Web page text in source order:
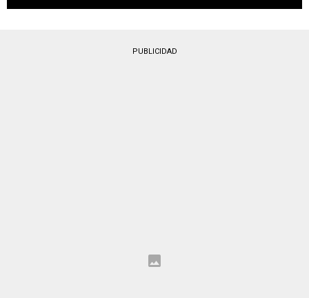
PUBLICIDAD